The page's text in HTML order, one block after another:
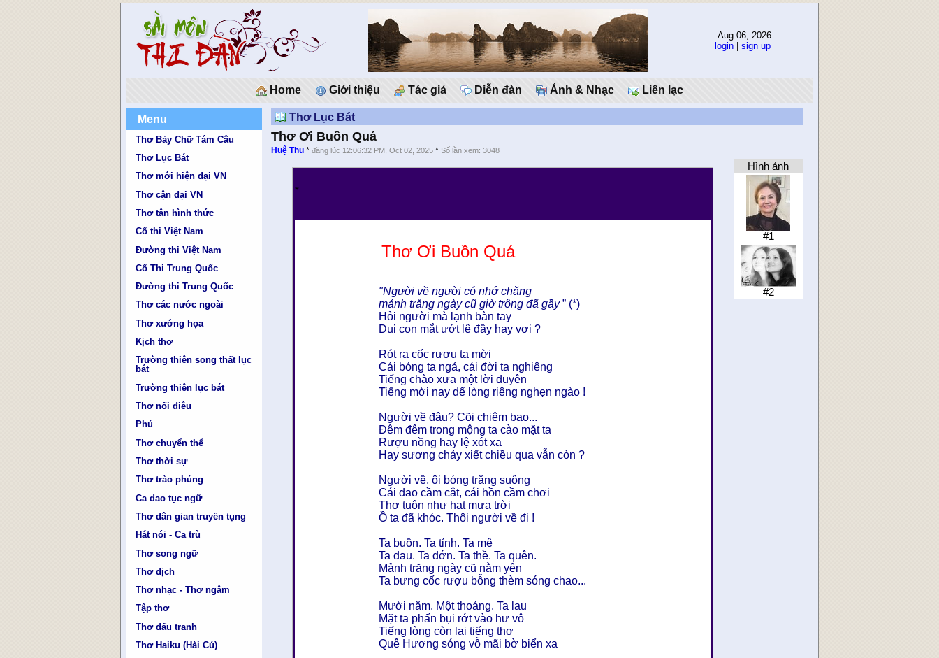
Aug 06, 2026
login
sign up
Home Giới thiệu Tác giả Diễn đàn Ảnh & Nhạc Liên lạc
Menu
Thơ Bảy Chữ Tám Câu
Thơ Lục Bát
Thơ mới hiện đại VN
Thơ cận đại VN
Thơ tân hình thức
Cổ thi Việt Nam
Đường thi Việt Nam
Cổ Thi Trung Quốc
Đường thi Trung Quốc
Thơ các nước ngoài
Thơ xướng họa
Kịch thơ
Trường thiên song thất lục
bát
Trường thiên lục bát
Thơ nối điêu
Phú
Thơ chuyển thể
Thơ thời sự
Thơ trào phúng
Ca dao tục ngữ
Thơ dân gian truyền tụng
Hát nói - Ca trù
Thơ song ngữ
Thơ dịch
Thơ nhạc - Thơ ngâm
Tập thơ
Thơ đấu tranh
Thơ Haiku (Hài Cú)
Thơ Lục Bát
Thơ Ơi Buồn Quá
Huệ Thu *đăng lúc 12:06:32 PM, Oct 02, 2025 *Số lần xem: 3048
Hình ảnh
#1
#2
*
Thơ Ơi Buồn Quá
"Người về người có nhớ chăng
mảnh trăng ngày cũ giờ trông đã gầy” (*)
Hỏi người mà lạnh bàn tay
Dụi con mắt ướt lệ đầy hay vơi ?
Rót ra cốc rượu ta mời
Cái bóng ta ngả, cái đời ta nghiêng
Tiếng chào xưa một lời duyên
Tiếng mời nay dể lòng riêng nghẹn ngào !
Người về đâu? Cõi chiêm bao...
Đêm đêm trong mộng ta cào mặt ta
Rượu nồng hay lệ xót xa
Hay sương chảy xiết chiều qua vẫn còn ?
Người về, ôi bóng trăng suông
Cái dao cầm cắt, cái hồn cầm chơi
Thơ tuôn như hạt mưa trời
Ồ ta đã khóc. Thôi người về đi !
Ta buồn. Ta tỉnh. Ta mê
Ta đau. Ta đớn. Ta thề. Ta quên.
Mảnh trăng ngày cũ nằm yên
Ta bưng cốc rượu bỗng thèm sóng chao...
Mười năm. Một thoáng. Ta lau
Mặt ta phấn bụi rớt vào hư vô
Tiếng lòng còn lại tiếng thơ
Quê Hương sóng vỗ mãi bờ biển xa